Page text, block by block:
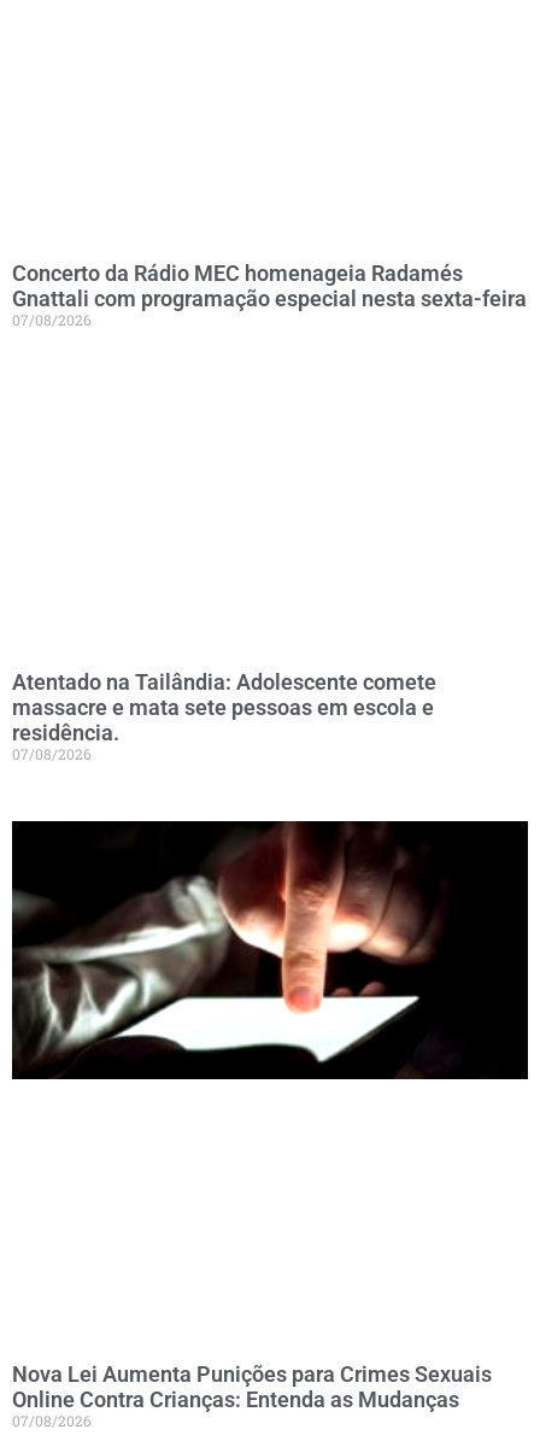
Concerto da Rádio MEC homenageia Radamés
Gnattali com programação especial nesta sexta-feira
07/08/2026
Atentado na Tailândia: Adolescente comete
massacre e mata sete pessoas em escola e
residência.
07/08/2026
Nova Lei Aumenta Punições para Crimes Sexuais
Online Contra Crianças: Entenda as Mudanças
07/08/2026